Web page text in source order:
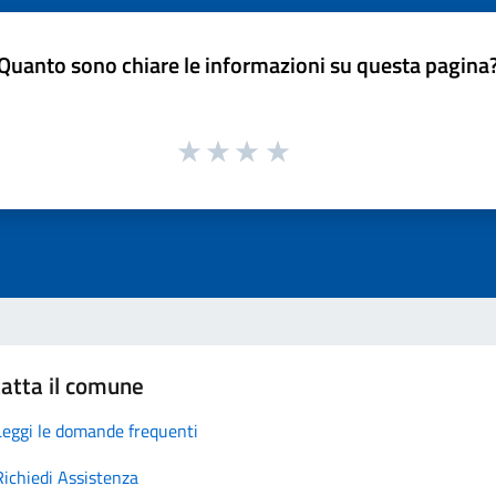
sono chiare le informazioni su questa
il comune
le domande frequenti
Assistenza